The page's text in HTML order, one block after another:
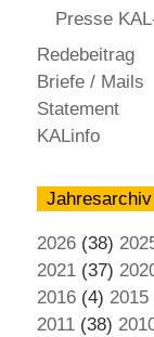
Presse
Redebeitrag
Briefe / Mails
Statement
KALinfo
Jahresarchiv
2026 (38)
2021 (37)
2016 (4) 2015
2011 (38)